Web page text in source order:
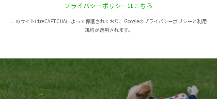
プライバシーポリシーはこちら
このサイトはreCAPTCHAによって保護されており、Googleのプライバシーポリシーと利用
規約が適用されます。